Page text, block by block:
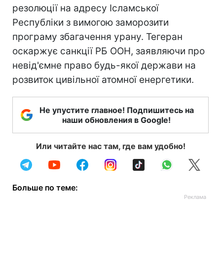
резолюції на адресу Ісламської
Республіки з вимогою заморозити
програму збагачення урану. Тегеран
оскаржує санкції РБ ООН, заявляючи про
невід'ємне право будь-якої держави на
розвиток цивільної атомної енергетики.
Не упустите главное! Подпишитесь на
наши обновления в Google!
Или читайте нас там, где вам удобно!
Больше по теме: